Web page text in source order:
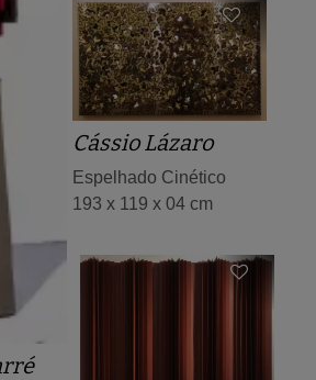
Cássio Lázaro
Espelhado Cinético
193 x 119 x 04 cm